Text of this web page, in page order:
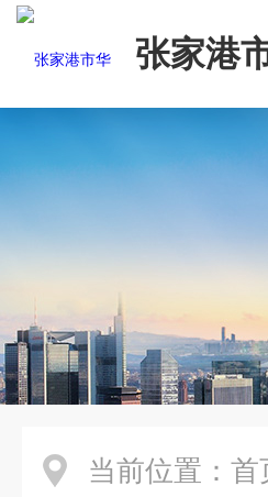
张家港
司
当前位置： 首